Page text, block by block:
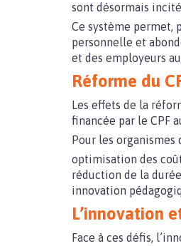
sont désormais
Ce système permet,
personnelle et
et des employeurs
Réforme du
Les effets de la
financée par le CPF
Pour les
optimisation des
réduction de la
innovation
L’innovation
Face à ces défis,